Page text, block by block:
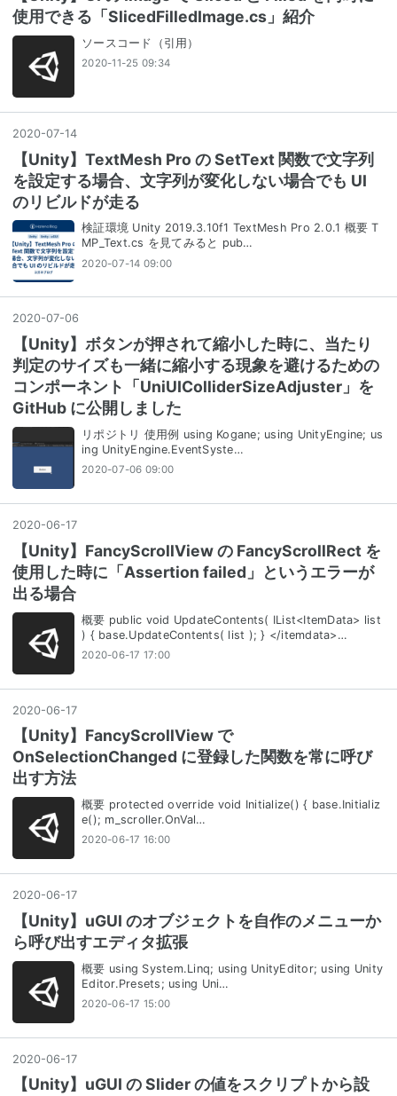
使用できる「SlicedFilledImage.cs」紹介
ソースコード（引用）
2020-11-25 09:34
2020-07-14
【Unity】TextMesh Pro の SetText 関数で文字列
を設定する場合、文字列が変化しない場合でも UI
のリビルドが走る
検証環境 Unity 2019.3.10f1 TextMesh Pro 2.0.1 概要 T
MP_Text.cs を見てみると pub…
2020-07-14 09:00
2020-07-06
【Unity】ボタンが押されて縮小した時に、当たり
判定のサイズも一緒に縮小する現象を避けるための
コンポーネント「UniUIColliderSizeAdjuster」を
GitHub に公開しました
リポジトリ 使用例 using Kogane; using UnityEngine; us
ing UnityEngine.EventSyste…
2020-07-06 09:00
2020-06-17
【Unity】FancyScrollView の FancyScrollRect を
使用した時に「Assertion failed」というエラーが
出る場合
概要 public void UpdateContents( IList<ItemData> list
) { base.UpdateContents( list ); } </itemdata>…
2020-06-17 17:00
2020-06-17
【Unity】FancyScrollView で
OnSelectionChanged に登録した関数を常に呼び
出す方法
概要 protected override void Initialize() { base.Initializ
e(); m_scroller.OnVal…
2020-06-17 16:00
2020-06-17
【Unity】uGUI のオブジェクトを自作のメニューか
ら呼び出すエディタ拡張
概要 using System.Linq; using UnityEditor; using Unity
Editor.Presets; using Uni…
2020-06-17 15:00
2020-06-17
【Unity】uGUI の Slider の値をスクリプトから設